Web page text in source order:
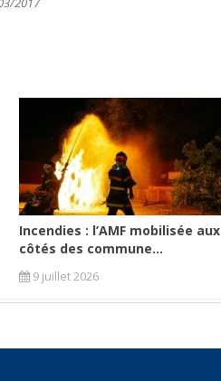
Incendies : l’AMF mobilisée aux
côtés des commune...
9 juillet 2026